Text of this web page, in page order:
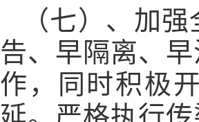
（七）、 加强
告、早隔离、
作，同时积极